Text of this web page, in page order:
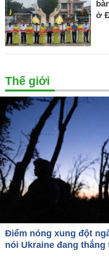
ở
Thế giới
Điểm nóng xung đột
nói Ukraine đang thắng